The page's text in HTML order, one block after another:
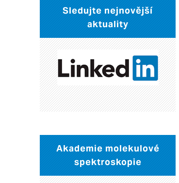
Sledujte nejnovější
aktuality
Akademie molekulové
spektroskopie